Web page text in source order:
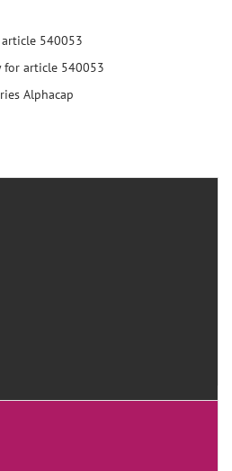
540053
for article 540053
Alphacap